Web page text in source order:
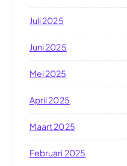
Juli 2025
Juni 2025
Mei 2025
April 2025
Maart 2025
Februari 2025